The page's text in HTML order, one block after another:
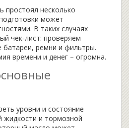
простоял несколько
может
В таких случаях
чек‑лист: проверяем
батареи, ремни и фильтры.
времени и денег – огромна.
уровни и состояние
и тормозной